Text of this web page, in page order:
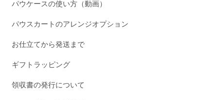
パウケースの使い方（動画）
パウスカートのアレンジオプション
お仕立てから発送まで
ギフトラッピング
領収書の発行について